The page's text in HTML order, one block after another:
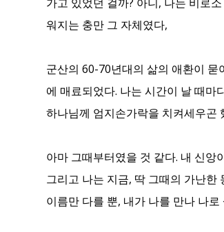
워지는 충만 그 자체였다,
군산의 60-70년대의 삶의 애환이
에 매료되었다. 나는 시간이 날 때마
하나님께 엄지손가락을 치켜세우곤
아마 그때부터였을 것 같다. 내 신앙
그리고 나는 지금, 딱 그때의 가난한
이름만 다를 뿐, 내가 나를 만나 나